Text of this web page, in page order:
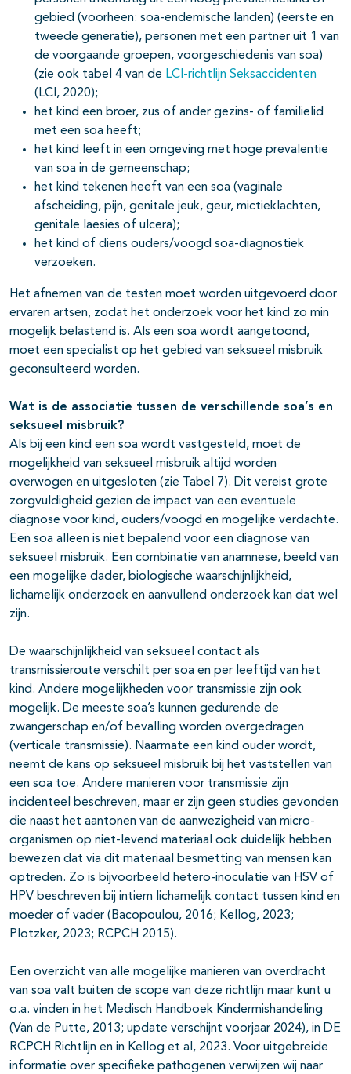
gebied (voorheen: soa-endemische landen) (eerste en
tweede generatie), personen met een partner uit 1 van
de voorgaande groepen, voorgeschiedenis van soa)
(zie ook tabel 4 van de LCI-richtlijn Seksaccidenten
(LCI, 2020);
het kind een broer, zus of ander gezins- of familielid
met een soa heeft;
het kind leeft in een omgeving met hoge prevalentie
van soa in de gemeenschap;
het kind tekenen heeft van een soa (vaginale
afscheiding, pijn, genitale jeuk, geur, mictieklachten,
genitale laesies of ulcera);
het kind of diens ouders/voogd soa-diagnostiek
verzoeken.
Het afnemen van de testen moet worden uitgevoerd door
ervaren artsen, zodat het onderzoek voor het kind zo min
mogelijk belastend is. Als een soa wordt aangetoond,
moet een specialist op het gebied van seksueel misbruik
geconsulteerd worden.
Wat is de associatie tussen de verschillende soa’s en
seksueel misbruik?
Als bij een kind een soa wordt vastgesteld, moet de
mogelijkheid van seksueel misbruik altijd worden
overwogen en uitgesloten (zie Tabel 7). Dit vereist grote
zorgvuldigheid gezien de impact van een eventuele
diagnose voor kind, ouders/voogd en mogelijke verdachte.
Een soa alleen is niet bepalend voor een diagnose van
seksueel misbruik. Een combinatie van anamnese, beeld van
een mogelijke dader, biologische waarschijnlijkheid,
lichamelijk onderzoek en aanvullend onderzoek kan dat wel
zijn.
De waarschijnlijkheid van seksueel contact als
transmissieroute verschilt per soa en per leeftijd van het
kind. Andere mogelijkheden voor transmissie zijn ook
mogelijk. De meeste soa’s kunnen gedurende de
zwangerschap en/of bevalling worden overgedragen
(verticale transmissie). Naarmate een kind ouder wordt,
neemt de kans op seksueel misbruik bij het vaststellen van
een soa toe. Andere manieren voor transmissie zijn
incidenteel beschreven, maar er zijn geen studies gevonden
die naast het aantonen van de aanwezigheid van micro-
organismen op niet-levend materiaal ook duidelijk hebben
bewezen dat via dit materiaal besmetting van mensen kan
optreden. Zo is bijvoorbeeld hetero-inoculatie van HSV of
HPV beschreven bij intiem lichamelijk contact tussen kind en
moeder of vader (Bacopoulou, 2016; Kellog, 2023;
Plotzker, 2023; RCPCH 2015).
Een overzicht van alle mogelijke manieren van overdracht
van soa valt buiten de scope van deze richtlijn maar kunt u
o.a. vinden in het Medisch Handboek Kindermishandeling
(Van de Putte, 2013; update verschijnt voorjaar 2024), in DE
RCPCH Richtlijn en in Kellog et al, 2023. Voor uitgebreide
informatie over specifieke pathogenen verwijzen wij naar